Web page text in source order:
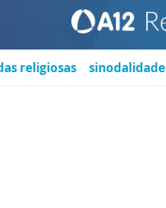
religiosas sinodalidade